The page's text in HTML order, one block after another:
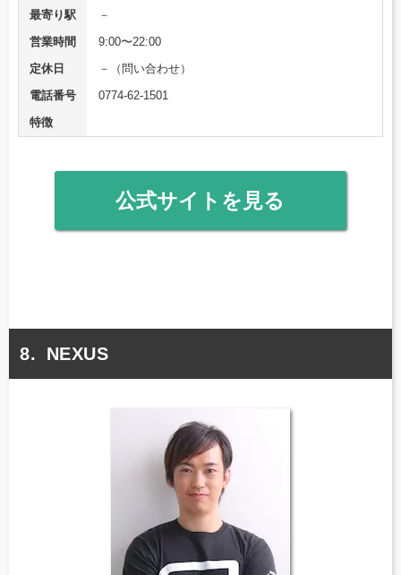
最寄り駅
－
営業時間
9:00〜22:00
定休日
－（問い合わせ）
電話番号
0774-62-1501
特徴
公式サイトを見る
NEXUS